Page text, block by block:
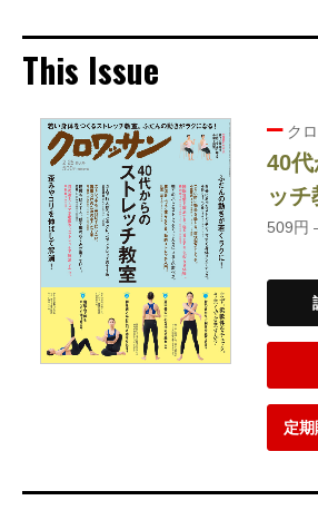
This Issue
クロ
40
ッチ
509円
定